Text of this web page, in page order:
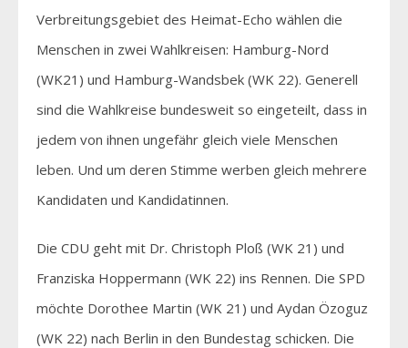
Verbreitungsgebiet des Heimat-Echo wählen die
Menschen in zwei Wahlkreisen: Hamburg-Nord
(WK21) und Hamburg-Wandsbek (WK 22). Generell
sind die Wahlkreise bundesweit so eingeteilt, dass in
jedem von ihnen ungefähr gleich viele Menschen
leben. Und um deren Stimme werben gleich mehrere
Kandidaten und Kandidatinnen.
Die CDU geht mit Dr. Christoph Ploß (WK 21) und
Franziska Hoppermann (WK 22) ins Rennen. Die SPD
möchte Dorothee Martin (WK 21) und Aydan Özoguz
(WK 22) nach Berlin in den Bundestag schicken. Die